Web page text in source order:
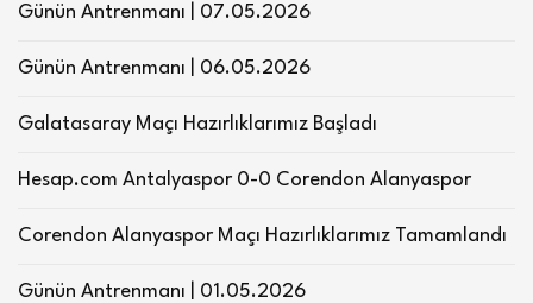
Günün Antrenmanı | 07.05.2026
Günün Antrenmanı | 06.05.2026
Galatasaray Maçı Hazırlıklarımız Başladı
Hesap.com Antalyaspor 0-0 Corendon Alanyaspor
Corendon Alanyaspor Maçı Hazırlıklarımız Tamamlandı
Günün Antrenmanı | 01.05.2026